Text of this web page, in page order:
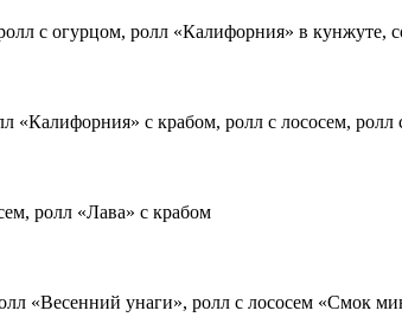
с огурцом, ролл «Калифорния» в кунжуте,
«Калифорния» с крабом, ролл с лососем, ролл
ролл «Лава» с крабом
«Весенний унаги», ролл с лососем «Смок